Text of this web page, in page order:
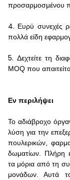
προσαρμοσμένου
4. Ευρύ συνεχές
πολλά είδη
5. Δεχτείτε τη
MOQ που
Εν περιλήψει
Το αδιάβροχο
λύση για την
πουλερικών,
δωματίων. Πλήρη
τα μόρια από τη
μονάδων. Αυτά